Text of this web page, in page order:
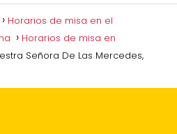
Horarios de misa en el
Horarios de misa en
Señora De Las Mercedes,